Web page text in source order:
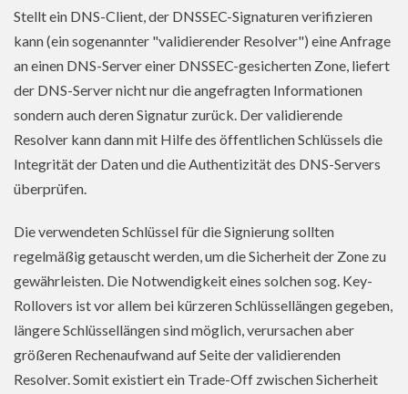
Stellt ein DNS-Client, der DNSSEC-Signaturen verifizieren
kann (ein sogenannter "validierender Resolver") eine Anfrage
an einen DNS-Server einer DNSSEC-gesicherten Zone, liefert
der DNS-Server nicht nur die angefragten Informationen
sondern auch deren Signatur zurück. Der validierende
Resolver kann dann mit Hilfe des öffentlichen Schlüssels die
Integrität der Daten und die Authentizität des DNS-Servers
überprüfen.
Die verwendeten Schlüssel für die Signierung sollten
regelmäßig getauscht werden, um die Sicherheit der Zone zu
gewährleisten. Die Notwendigkeit eines solchen sog. Key-
Rollovers ist vor allem bei kürzeren Schlüssellängen gegeben,
längere Schlüssellängen sind möglich, verursachen aber
größeren Rechenaufwand auf Seite der validierenden
Resolver. Somit existiert ein Trade-Off zwischen Sicherheit